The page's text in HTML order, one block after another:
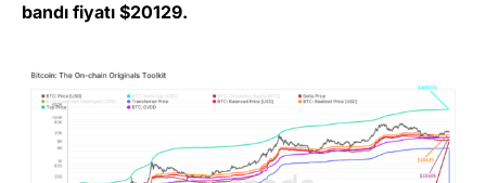
bandı fiyatı $20129.